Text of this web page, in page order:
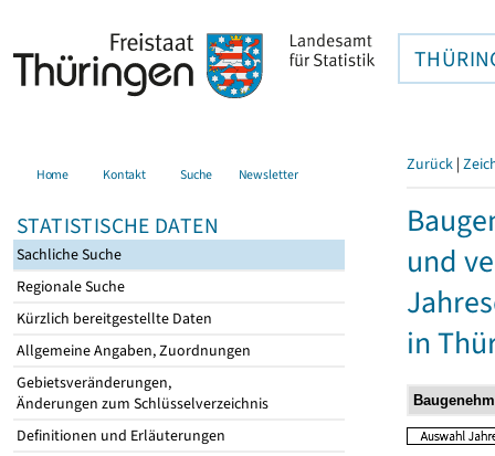
Home Kontakt Suche Newsletter
STATISTISCHE DATEN
Sachliche Suche
Regionale Suche
Kürzlich bereitgestellte Daten
Allgemeine Angaben, Zuordnungen
Gebietsveränderungen,
Änderungen zum Schlüsselverzeichnis
Definitionen und Erläuterungen
Zurück |
und
in